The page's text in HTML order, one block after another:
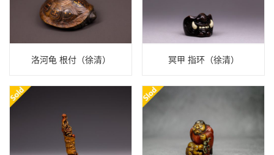
洛河龟 根付（徐清） 冥甲 指环（徐清）